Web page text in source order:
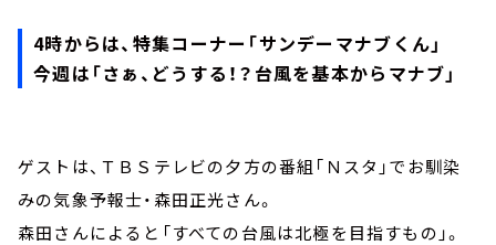
4時からは、特集コーナー「サンデーマナブくん」
今週は「さぁ、どうする！？台風を基本からマナブ」
ゲストは、ＴＢＳテレビの夕方の番組「Ｎスタ」でお馴染
みの気象予報士・森田正光さん。
森田さんによると「すべての台風は北極を目指すもの」。